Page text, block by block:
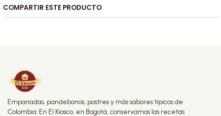
COMPARTIR ESTE PRODUCTO
Empanadas, pandebonos, postres y más sabores típicos de
Colombia. En El Kiosco, en Bogotá, conservamos las recetas